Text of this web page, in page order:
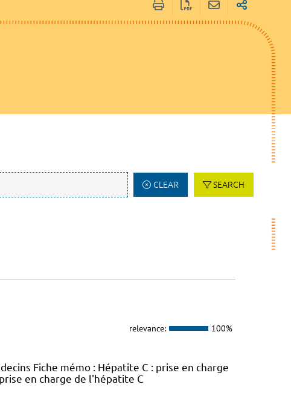
CLEAR SEARCH
relevance: 100%
Fiche mémo : Hépatite C : prise en charge
en charge de l'hépatite C